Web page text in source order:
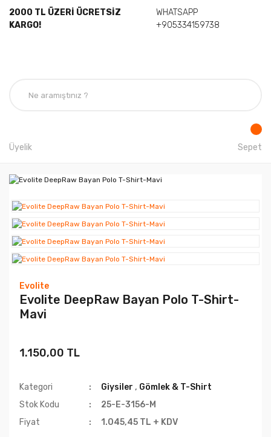
2000 TL ÜZERİ ÜCRETSİZ
KARGO!
WHATSAPP
+905334159738
Üyelik Sepet
Evolite
Evolite DeepRaw Bayan Polo T-Shirt-
Mavi
1.150,00 TL
Kategori Giysiler , Gömlek & T-Shirt
Stok Kodu
25-E-3156-M
Fiyat
1.045,45 TL + KDV